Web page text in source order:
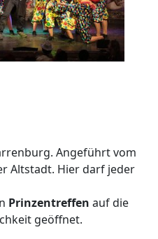
Angeführt vom
Altstadt. Hier darf jeder
Prinzentreffen auf die
geöffnet.